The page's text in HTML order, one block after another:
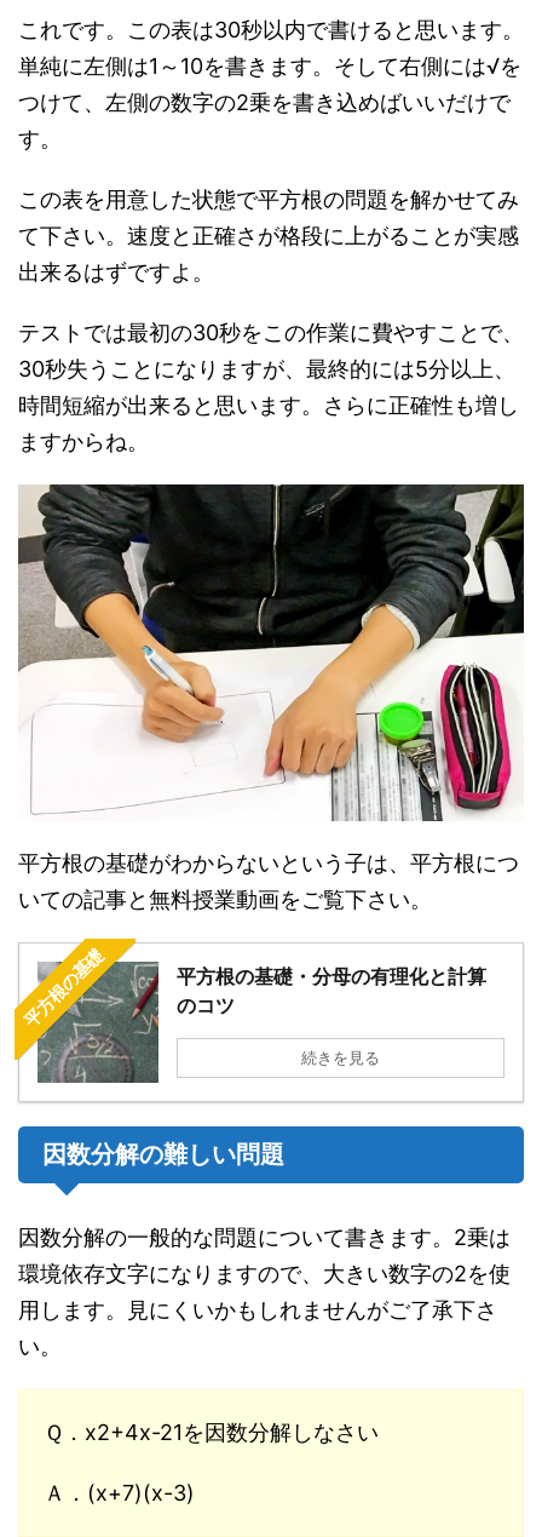
これです。この表は30秒以内で書けると思います。
単純に左側は1～10を書きます。そして右側には√を
つけて、左側の数字の2乗を書き込めばいいだけで
す。
この表を用意した状態で平方根の問題を解かせてみ
て下さい。速度と正確さが格段に上がることが実感
出来るはずですよ。
テストでは最初の30秒をこの作業に費やすことで、
30秒失うことになりますが、最終的には5分以上、
時間短縮が出来ると思います。さらに正確性も増し
ますからね。
平方根の基礎がわからないという子は、平方根につ
いての記事と無料授業動画をご覧下さい。
平方根の基礎
平方根の基礎・分母の有理化と計算
のコツ
続きを見る
因数分解の難しい問題
因数分解の一般的な問題について書きます。2乗は
環境依存文字になりますので、大きい数字の2を使
用します。見にくいかもしれませんがご了承下さ
い。
Ｑ．x2+4x-21を因数分解しなさい
Ａ．(x+7)(x-3)